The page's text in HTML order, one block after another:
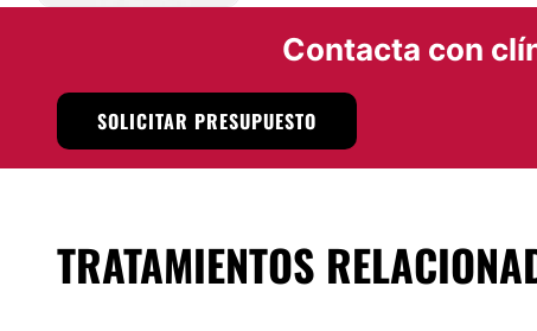
Ubicado en pleno casco histórico, junto a la Catedral, es
Málaga (Ciudad)
No
Financiación o facilidades de pago:
Contacta con
SOLICITAR PRESUPUESTO
TRATAMIENTOS